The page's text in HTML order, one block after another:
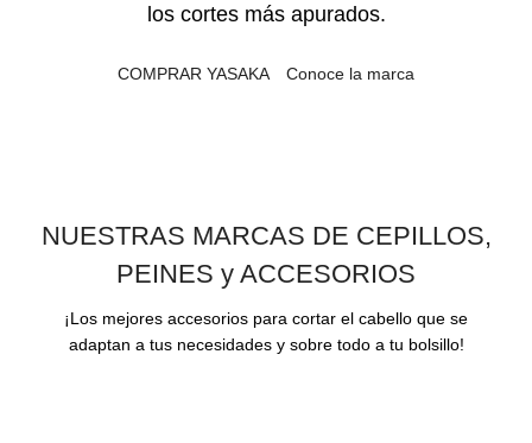
los cortes más apurados.
COMPRAR YASAKA Conoce la marca
NUESTRAS MARCAS DE CEPILLOS,
PEINES y ACCESORIOS
¡Los mejores accesorios para cortar el cabello que se
adaptan a tus necesidades y sobre todo a tu bolsillo!